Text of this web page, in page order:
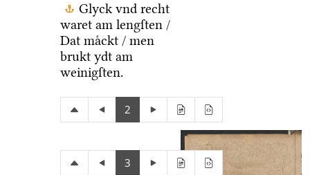
Glyck vnd recht
waret am lengſten /
Dat maͤckt / men
brukt ydt am
weinigſten.
2
3